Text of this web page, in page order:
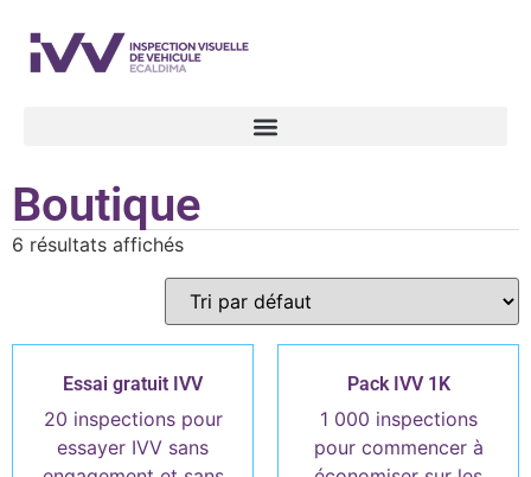
Boutique
6 résultats affichés
Essai gratuit IVV
20 inspections pour
essayer IVV sans
Pack IVV 1K
1 000 inspections
pour commencer à